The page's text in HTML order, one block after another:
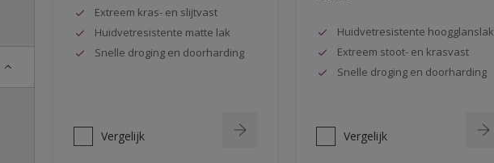
Extreem kras- en slijtvast
Huidvetresistente matte lak
Snelle droging en doorharding
Vergelijk
Huidvetresistente hoogglanslak
Extreem stoot- en krasvast
Snelle droging en doorharding
Vergelijk